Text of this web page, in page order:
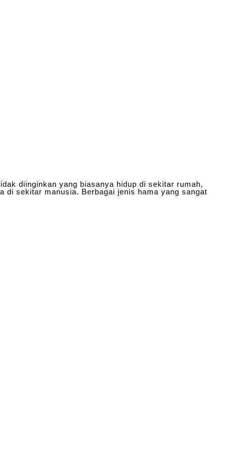
diinginkan yang biasanya hidup di sekitar rumah,
di sekitar manusia. Berbagai jenis hama yang sangat